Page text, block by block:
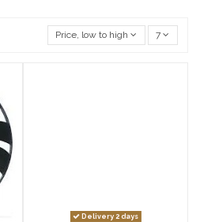
Price, low to high 7
Delivery 2 days